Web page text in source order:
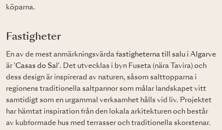
köparna.
Fastigheter
En av de mest anmärkningsvärda fastigheterna till salu i Algarve
är 'Casas do Sal '. Det utvecklas i byn Fuseta (nära Tavira) och
dess design är inspirerad av naturen, såsom salttopparna i
regionens traditionella saltpannor som målar landskapet vitt
samtidigt som en urgammal verksamhet hålls vid liv. Projektet
har hämtat inspiration från den lokala arkitekturen och består
av kubformade hus med terrasser och traditionella skorstenar.